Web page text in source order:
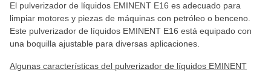
El pulverizador de líquidos EMINENT E16 es adecuado para
limpiar motores y piezas de máquinas con petróleo o benceno.
Este pulverizador de líquidos EMINENT E16 está equipado con
una boquilla ajustable para diversas aplicaciones.
Algunas características del pulverizador de líquidos EMINENT